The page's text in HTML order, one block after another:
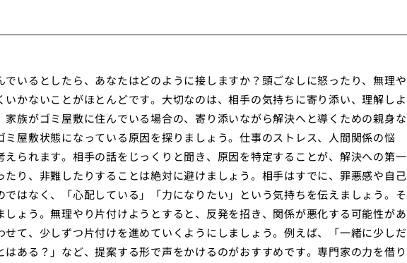
いるとしたら、あなたはどのように接しますか？頭ごなしに怒ったり、無理や
いかないことがほとんどです。大切なのは、相手の気持ちに寄り添い、理解しよ
族がゴミ屋敷に住んでいる場合の、寄り添いながら解決へと導くための親身な
屋敷状態になっている原因を探りましょう。仕事のストレス、人間関係の悩
られます。相手の話をじっくりと聞き、原因を特定することが、解決への第一
り、非難したりすることは絶対に避けましょう。相手はすでに、罪悪感や自己
はなく、「心配している」「力になりたい」という気持ちを伝えましょう。そ
しょう。無理やり片付けようとすると、反発を招き、関係が悪化する可能性があ
せて、少しずつ片付けを進めていくようにしましょう。例えば、「一緒に少しだ
ある？」など、提案する形で声をかけるのがおすすめです。専門家の力を借り